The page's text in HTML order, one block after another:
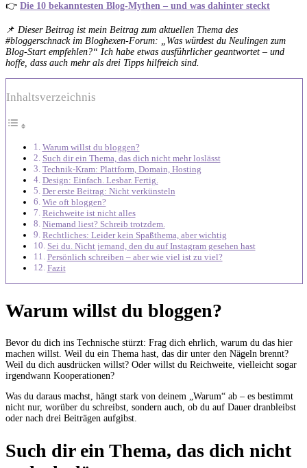
👉 Die 10 bekanntesten Blog-Mythen – und was dahinter steckt
📌 Dieser Beitrag ist mein Beitrag zum aktuellen Thema des
#bloggerschnack im Bloghexen-Forum: „Was würdest du Neulingen zum
Blog-Start empfehlen?“ Ich habe etwas ausführlicher geantwortet – und
hoffe, dass auch mehr als drei Tipps hilfreich sind.
Inhaltsverzeichnis
Warum willst du bloggen?
Such dir ein Thema, das dich nicht mehr loslässt
Technik-Kram: Plattform, Domain, Hosting
Design: Einfach. Lesbar. Fertig.
Der erste Beitrag: Nicht verkünsteln
Wie oft bloggen?
Reichweite ist nicht alles
Niemand liest? Schreib trotzdem.
Rechtliches: Leider kein Spaßthema, aber wichtig
Sei du. Nicht jemand, den du auf Instagram gesehen hast
Persönlich schreiben – aber wie viel ist zu viel?
Fazit
Warum willst du bloggen?
Bevor du dich ins Technische stürzt: Frag dich ehrlich, warum du das hier
machen willst. Weil du ein Thema hast, das dir unter den Nägeln brennt?
Weil du dich ausdrücken willst? Oder willst du Reichweite, vielleicht sogar
irgendwann Kooperationen?
Was du daraus machst, hängt stark von deinem „Warum“ ab – es bestimmt
nicht nur, worüber du schreibst, sondern auch, ob du auf Dauer dranbleibst
oder nach drei Beiträgen aufgibst.
Such dir ein Thema, das dich nicht